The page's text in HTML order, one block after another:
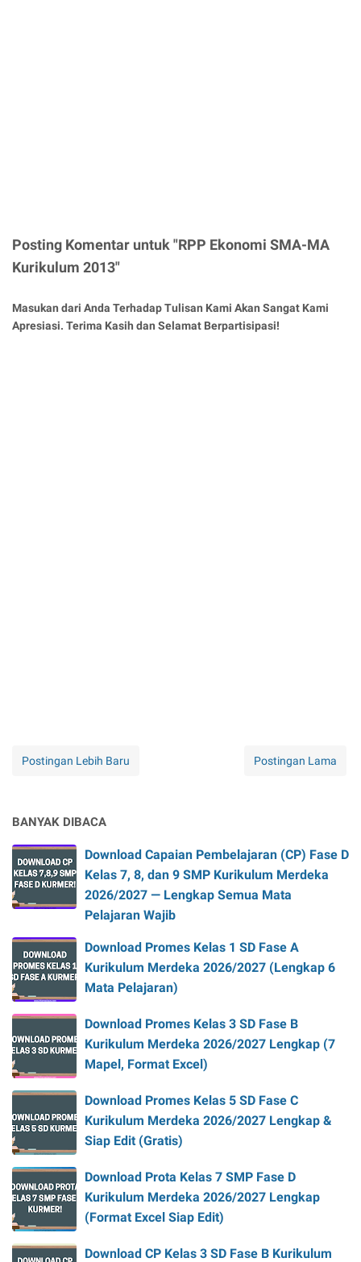
Posting Komentar untuk "RPP Ekonomi SMA-MA
Kurikulum 2013"
Masukan dari Anda Terhadap Tulisan Kami Akan Sangat Kami
Apresiasi. Terima Kasih dan Selamat Berpartisipasi!
Postingan Lebih Baru Postingan Lama
BANYAK DIBACA
Download Capaian Pembelajaran (CP) Fase D
Kelas 7, 8, dan 9 SMP Kurikulum Merdeka
2026/2027 — Lengkap Semua Mata
Pelajaran Wajib
Download Promes Kelas 1 SD Fase A
Kurikulum Merdeka 2026/2027 (Lengkap 6
Mata Pelajaran)
Download Promes Kelas 3 SD Fase B
Kurikulum Merdeka 2026/2027 Lengkap (7
Mapel, Format Excel)
Download Promes Kelas 5 SD Fase C
Kurikulum Merdeka 2026/2027 Lengkap &
Siap Edit (Gratis)
Download Prota Kelas 7 SMP Fase D
Kurikulum Merdeka 2026/2027 Lengkap
(Format Excel Siap Edit)
Download CP Kelas 3 SD Fase B Kurikulum